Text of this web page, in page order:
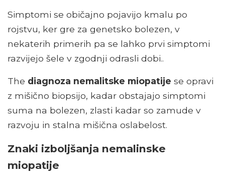
Simptomi se običajno pojavijo kmalu po
rojstvu, ker gre za genetsko bolezen, v
nekaterih primerih pa se lahko prvi simptomi
razvijejo šele v zgodnji odrasli dobi..
The diagnoza nemalitske miopatije se opravi
z mišično biopsijo, kadar obstajajo simptomi
suma na bolezen, zlasti kadar so zamude v
razvoju in stalna mišična oslabelost.
Znaki izboljšanja nemalinske
miopatije